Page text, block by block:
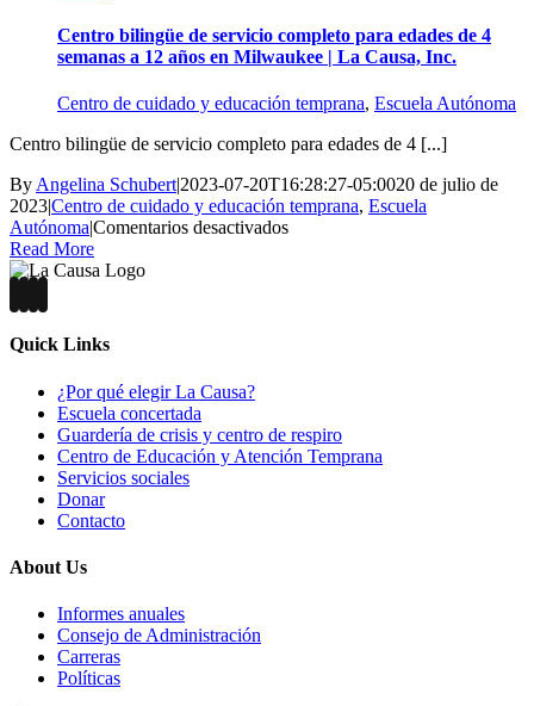
comunidad
y
a
lo
largo
la
vida
Centro bilingüe de servicio completo para edades de 4
semanas a 12 años en Milwaukee | La Causa, Inc.
Centro de cuidado y educación temprana, Escuela Autónoma
Centro bilingüe de servicio completo para edades de 4 [...]
By Angelina Schubert|2023-07-20T16:28:27-05:0020 de julio de
2023|Centro de cuidado y educación temprana, Escuela
Autónoma|Comentarios desactivadosen
semanas
a
Read More
Quick Links
¿Por qué elegir La Causa?
Escuela concertada
Guardería de crisis y centro de respiro
Centro de Educación y Atención Temprana
Servicios sociales
Donar
Contacto
About Us
Informes anuales
Consejo de Administración
Carreras
Políticas